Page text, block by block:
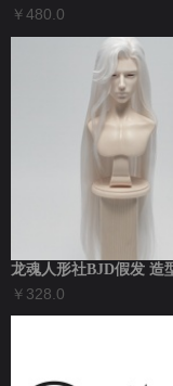
￥480.0
￥328.0